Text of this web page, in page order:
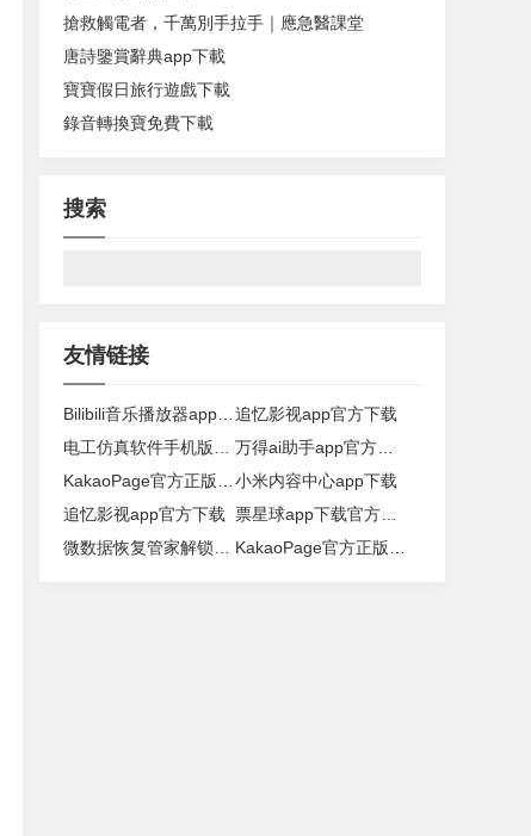
搶救觸電者，千萬別手拉手｜應急醫課堂
唐詩鑒賞辭典app下載
寶寶假日旅行遊戲下載
錄音轉換寶免費下載
搜索
友情链接
Bilibili音乐播放器app下载 追忆影视app官方下载
万得ai助手app官方下载
小米内容中心app下载
追忆影视app官方下载
票星球app下载官方正版